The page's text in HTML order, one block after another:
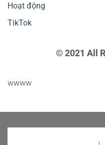
Hoạt động
TikTok
© 2021 All
wwww